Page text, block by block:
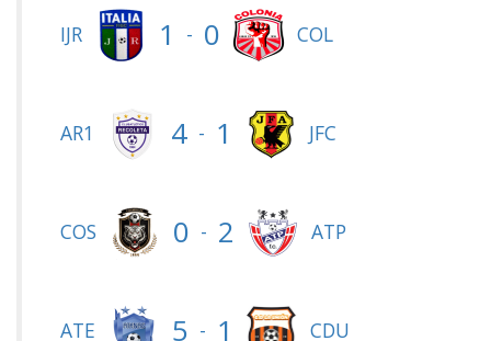
IJR 1 - 0 COL
AR1 4 - 1 JFC
COS 0 - 2 ATP
ATE 5 - 1 CDU